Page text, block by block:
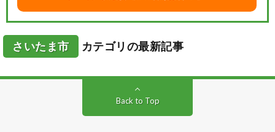
さいたま市 カテゴリの最新記事
Back to Top